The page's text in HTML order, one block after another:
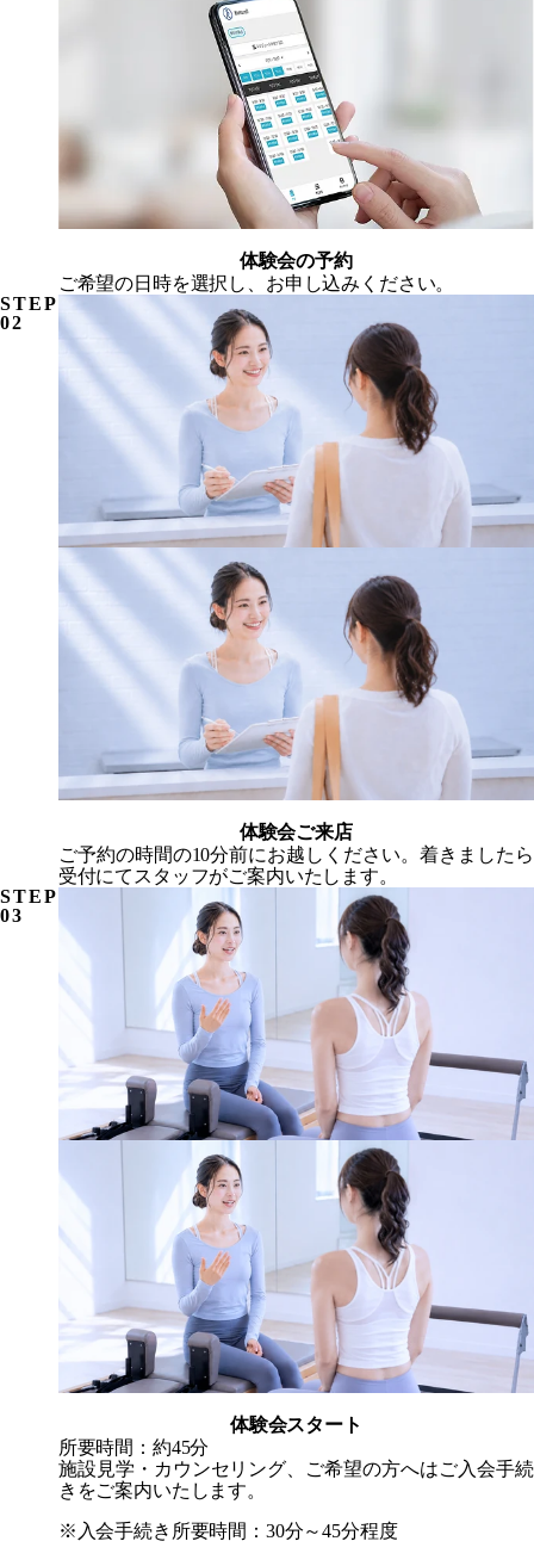
体験会の予約
ご希望の日時を選択し、お申し込みください。
STEP
02
体験会ご来店
ご予約の時間の10分前にお越しください。着きましたら
受付にてスタッフがご案内いたします。
STEP
03
体験会スタート
所要時間：約45分
施設見学・カウンセリング、ご希望の方へはご入会手続
きをご案内いたします。
※入会手続き所要時間：30分～45分程度